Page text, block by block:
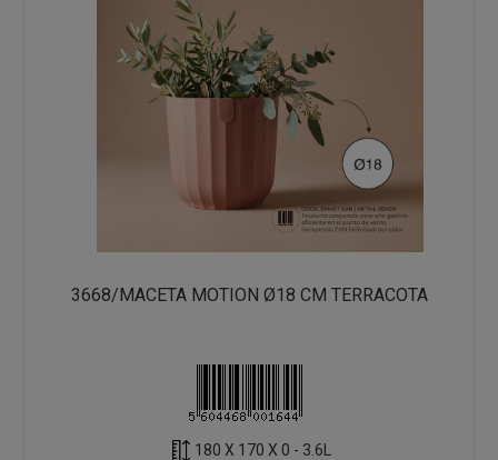
3668/MACETA MOTION Ø18 CM TERRACOTA
180 X 170 X 0 - 3.6L